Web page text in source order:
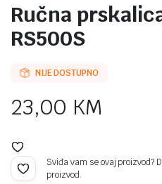
Ručna
RS500S
NIJE DOSTUPNO
23,00 KM
Sviđa vam se ovaj proizvod?
proizvod.